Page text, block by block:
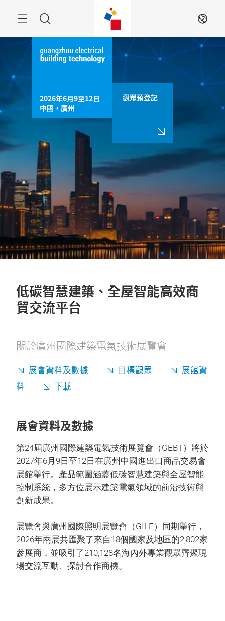
目
ZH
2026年6月9至12日
中國，廣州
觀眾預登記
低碳智慧建築、全屋智能高效商
貿交流平台
關於廣州國際建築電氣技術展覽會
展會資料及數據 目標觀眾
展館資
料
下載
展會資料及數據
第24屆廣州國際建築電氣技術展覽會（GEBT）將於
2027年6月9日至12日在廣州中國進出口商品交易會
展館舉行。產品範圍涵蓋低碳智慧建築與全屋智能
控制系統，多方位展示建築電氣領域的前沿技術與
創新成果。
展覽會與廣州國際照明展覽會（GILE）同期舉行，
2026年兩展共匯聚了來自18個國家及地區的2,802家
參展商，並吸引了210,128名海內外專業觀眾齊聚現
場交流互動、探討合作商機。